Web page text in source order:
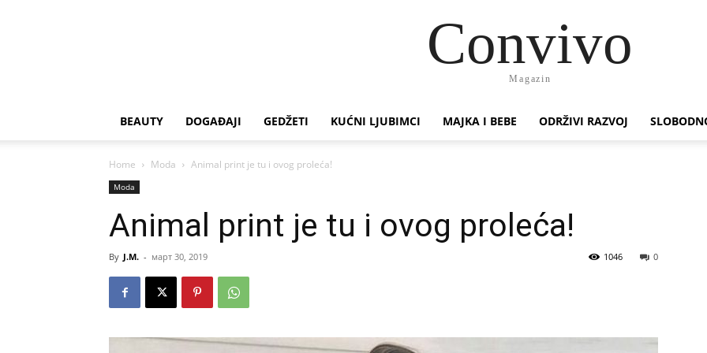
Convivo
Magazin
BEAUTY DOGAĐAJI GEDŽETI KUĆNI LJUBIMCI MAJKA I BEBE ODRŽIVI RAZVOJ
Home Moda Animal print je tu i ovog proleća!
Moda
Animal print je tu i ovog proleća!
By J.M. - март 30, 2019 0
1046